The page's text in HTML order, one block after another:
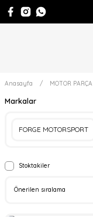
Anasayfa MOTOR PARÇA
Markalar
FORGE MOTORSPORT
Stoktakiler